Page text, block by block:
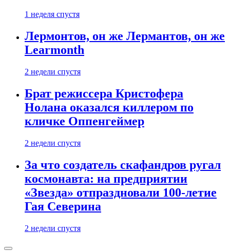
1 неделя спустя
Лермонтов, он же Лермантов, он же
Learmonth
2 недели спустя
Брат режиссера Кристофера
Нолана оказался киллером по
кличке Оппенгеймер
2 недели спустя
За что создатель скафандров ругал
космонавта: на предприятии
«Звезда» отпраздновали 100-летие
Гая Северина
2 недели спустя